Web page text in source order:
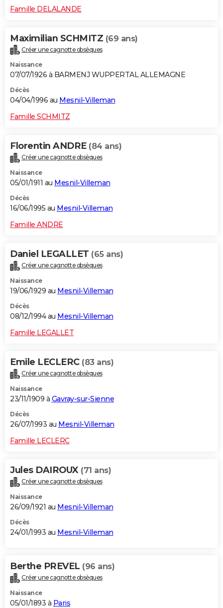
Famille DELALANDE
Maximilian SCHMITZ (69 ans)
Créer une cagnotte obsèques
Naissance
07/07/1926 à BARMENJ WUPPERTAL ALLEMAGNE
Décès
04/04/1996 au Mesnil-Villeman
Famille SCHMITZ
Florentin ANDRE (84 ans)
Créer une cagnotte obsèques
Naissance
05/01/1911 au Mesnil-Villeman
Décès
16/06/1995 au Mesnil-Villeman
Famille ANDRE
Daniel LEGALLET (65 ans)
Créer une cagnotte obsèques
Naissance
19/06/1929 au Mesnil-Villeman
Décès
08/12/1994 au Mesnil-Villeman
Famille LEGALLET
Emile LECLERC (83 ans)
Créer une cagnotte obsèques
Naissance
23/11/1909 à Gavray-sur-Sienne
Décès
26/07/1993 au Mesnil-Villeman
Famille LECLERC
Jules DAIROUX (71 ans)
Créer une cagnotte obsèques
Naissance
26/09/1921 au Mesnil-Villeman
Décès
24/01/1993 au Mesnil-Villeman
Berthe PREVEL (96 ans)
Créer une cagnotte obsèques
Naissance
05/01/1893 à Paris